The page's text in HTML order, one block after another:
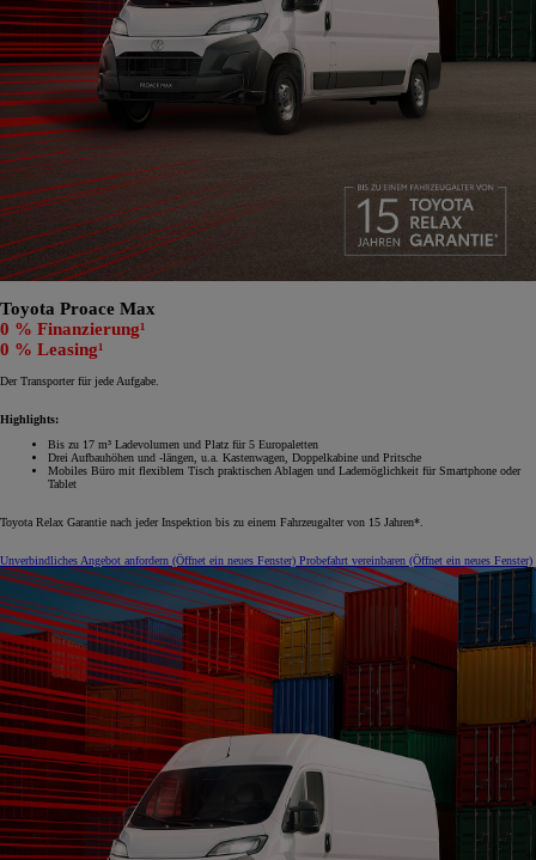
Toyota Proace Max
0 % Finanzierung¹
0 % Leasing¹
Der Transporter für jede Aufgabe.
Highlights:
Bis zu 17 m³ Ladevolumen und Platz für 5 Europaletten
Drei Aufbauhöhen und -längen, u.a. Kastenwagen, Doppelkabine und Pritsche
Mobiles Büro mit flexiblem Tisch praktischen Ablagen und Lademöglichkeit für Smartphone oder
Tablet
Toyota Relax Garantie nach jeder Inspektion bis zu einem Fahrzeugalter von 15 Jahren*.
Unverbindliches Angebot anfordern (Öffnet ein neues Fenster) Probefahrt vereinbaren (Öffnet ein neues Fenster)